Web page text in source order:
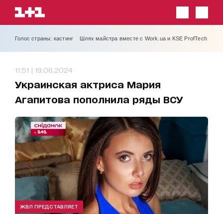
Голос страны: кастинг Шлях майстра вместе с Work.ua и KSE ProfTech
11:51 | 19.06.2024
Украинская актриса Мария
Агапитова пополнила ряды ВСУ
ЖВЛ ПРЕДСТАВЛЯЕТ